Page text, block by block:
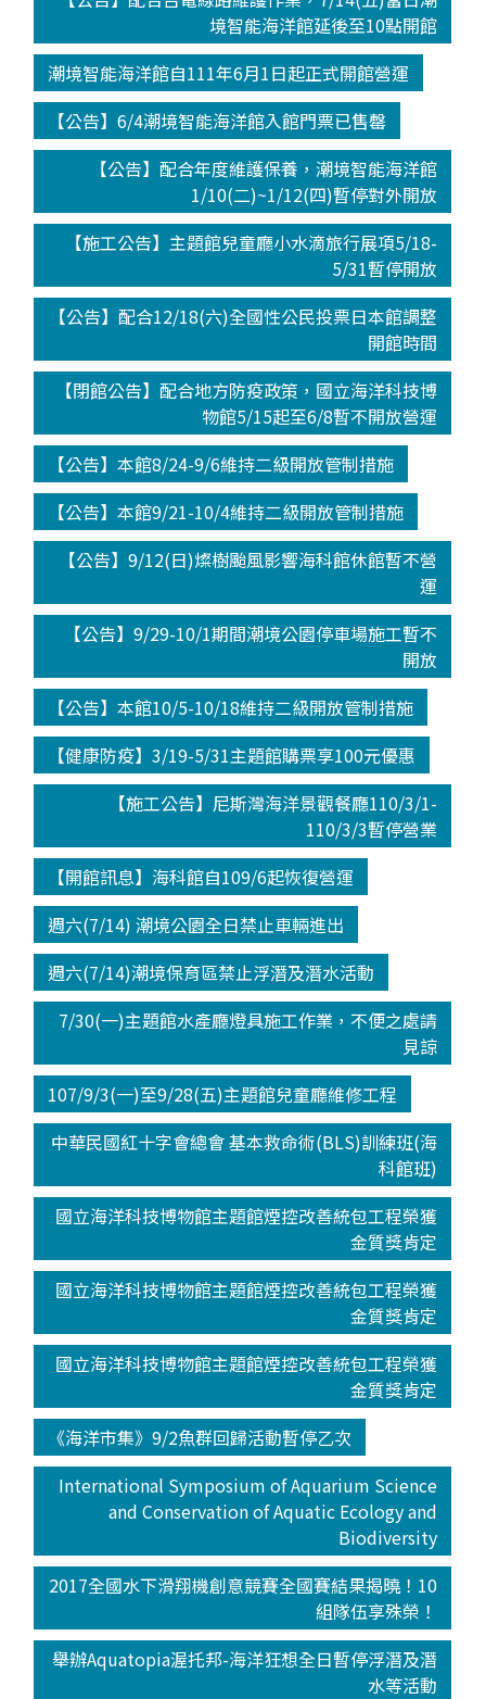
境智能海洋館延後至10點開館
潮境智能海洋館自111年6月1日起正式開館營運
【公告】6/4潮境智能海洋館入館門票已售罄
【公告】配合年度維護保養，潮境智能海洋館
1/10(二)~1/12(四)暫停對外開放
【施工公告】主題館兒童廳小水滴旅行展項5/18-
5/31暫停開放
【公告】配合12/18(六)全國性公民投票日本館調整
開館時間
【閉館公告】配合地方防疫政策，國立海洋科技博
物館5/15起至6/8暫不開放營運
【公告】本館8/24-9/6維持二級開放管制措施
【公告】本館9/21-10/4維持二級開放管制措施
【公告】9/12(日)燦樹颱風影響海科館休館暫不營
運
【公告】9/29-10/1期間潮境公園停車場施工暫不
開放
【公告】本館10/5-10/18維持二級開放管制措施
【健康防疫】3/19-5/31主題館購票享100元優惠
【施工公告】尼斯灣海洋景觀餐廳110/3/1-
110/3/3暫停營業
【開館訊息】海科館自109/6起恢復營運
週六(7/14) 潮境公園全日禁止車輛進出
週六(7/14)潮境保育區禁止浮潛及潛水活動
7/30(一)主題館水產廳燈具施工作業，不便之處請
見諒
107/9/3(一)至9/28(五)主題館兒童廳維修工程
中華民國紅十字會總會 基本救命術(BLS)訓練班(海
科館班)
國立海洋科技博物館主題館煙控改善統包工程榮獲
金質獎肯定
國立海洋科技博物館主題館煙控改善統包工程榮獲
金質獎肯定
國立海洋科技博物館主題館煙控改善統包工程榮獲
金質獎肯定
《海洋市集》9/2魚群回歸活動暫停乙次
International Symposium of Aquarium Science
and Conservation of Aquatic Ecology and
Biodiversity
2017全國水下滑翔機創意競賽全國賽結果揭曉！10
組隊伍享殊榮！
舉辦Aquatopia渥托邦-海洋狂想全日暫停浮潛及潛
水等活動